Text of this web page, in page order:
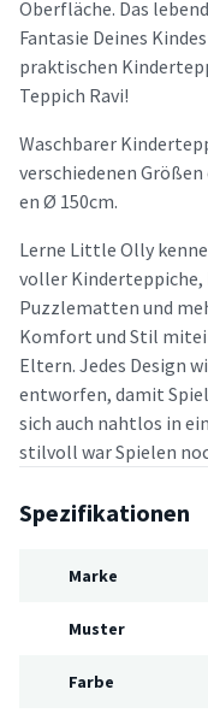
Oberfläche. Das
Fantasie Deines
praktischen
Teppich Ravi!
Waschbarer
verschiedenen
en Ø 150cm.
Lerne Little Olly
voller
Puzzlematten und
Komfort und Stil
Eltern. Jedes Design
entworfen, damit
sich auch nahtlos in
stilvoll war Spielen
Spezifikationen
Marke
Muster
Farbe